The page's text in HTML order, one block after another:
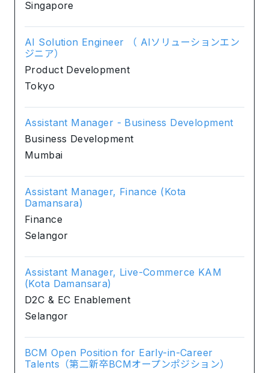
Singapore
AI Solution Engineer （ AIソリューションエン
ジニア）
Product Development
Tokyo
Assistant Manager - Business Development
Business Development
Mumbai
Assistant Manager, Finance (Kota
Damansara)
Finance
Selangor
Assistant Manager, Live-Commerce KAM
(Kota Damansara)
D2C & EC Enablement
Selangor
BCM Open Position for Early-in-Career
Talents（第二新卒BCMオープンポジション）